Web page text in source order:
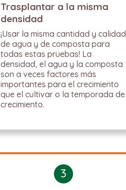
Trasplantar a la misma
densidad
¡Usar la misma cantidad y calidad
de agua y de composta para
todas estas pruebas! La
densidad, el agua y la composta
son a veces factores más
importantes para el crecimiento
que el cultivar o la temporada de
crecimiento.
3